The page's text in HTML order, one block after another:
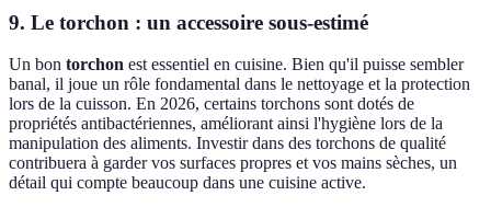
9. Le torchon : un accessoire sous-estimé
Un bon torchon est essentiel en cuisine. Bien qu'il puisse sembler
banal, il joue un rôle fondamental dans le nettoyage et la protection
lors de la cuisson. En 2026, certains torchons sont dotés de
propriétés antibactériennes, améliorant ainsi l'hygiène lors de la
manipulation des aliments. Investir dans des torchons de qualité
contribuera à garder vos surfaces propres et vos mains sèches, un
détail qui compte beaucoup dans une cuisine active.